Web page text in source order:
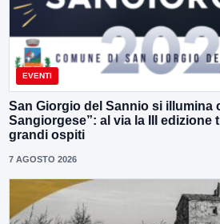
EVENTI
San Giorgio del Sannio si illumina
Sangiorgese”: al via la III edizione
grandi ospiti
7 AGOSTO 2026